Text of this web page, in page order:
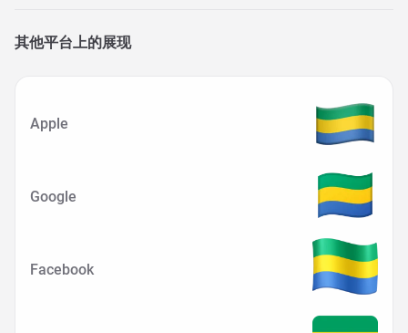
其他平台上的展现
Apple
Google
Facebook